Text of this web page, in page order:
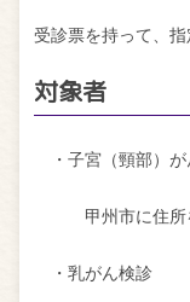
受診票を持って、指
対象者
・子宮（頸部）が
甲州市に住所
・乳がん検診